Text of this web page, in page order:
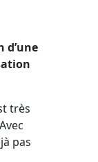
d’une
très
pas